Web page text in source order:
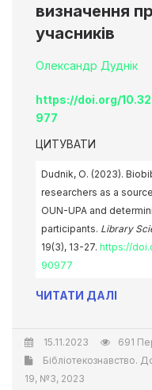
визначення
учасників
Олександр Дуднік
https://doi.org/
977
ЦИТУВАТИ
Dudnik, О. (2023).
researchers as a
OUN-UPA and
participants. Library
19(3), 13-27. https://
90977
ЧИТАТИ ДАЛІ
15.11.2023
691
Бібліотекознавство.
19, №3, 2023